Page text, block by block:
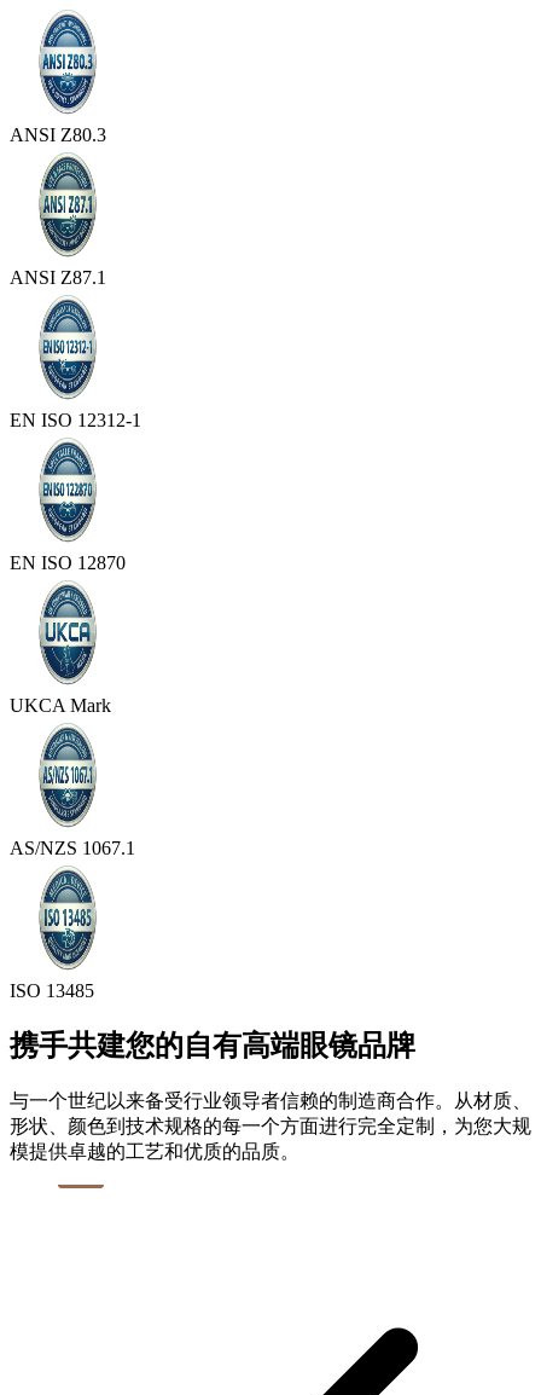
ANSI Z80.3
ANSI Z87.1
EN ISO 12312-1
EN ISO 12870
UKCA Mark
AS/NZS 1067.1
ISO 13485
携手共建您的自有高端眼镜品牌
与一个世纪以来备受行业领导者信赖的制造商合作。从材质、
形状、颜色到技术规格的每一个方面进行完全定制，为您大规
模提供卓越的工艺和优质的品质。